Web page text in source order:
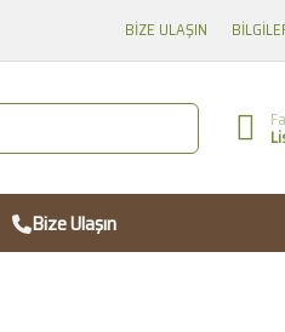
BIZE ULAŞIN
Bize Ulaşın